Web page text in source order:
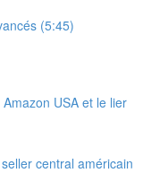
(5:45)
USA et le lier
central américain